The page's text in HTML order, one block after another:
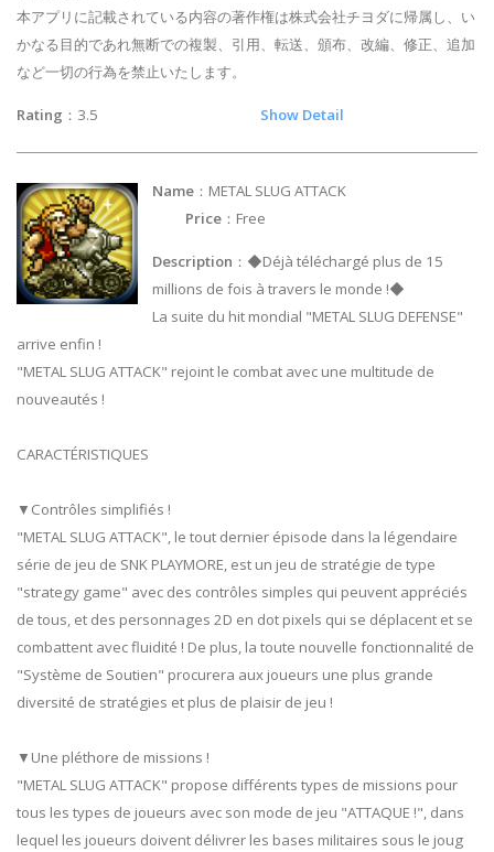
本アプリに記載されている内容の著作権は株式会社チヨダに帰属し、い
かなる目的であれ無断での複製、引用、転送、頒布、改編、修正、追加
など一切の行為を禁止いたします。
Rating ：3.5 Show Detail
Name ：METAL SLUG ATTACK
Price ：Free
Description ：◆Déjà téléchargé plus de 15
millions de fois à travers le monde !◆
La suite du hit mondial "METAL SLUG DEFENSE"
arrive enfin !
"METAL SLUG ATTACK" rejoint le combat avec une multitude de
nouveautés !
CARACTÉRISTIQUES
▼Contrôles simplifiés !
"METAL SLUG ATTACK", le tout dernier épisode dans la légendaire
série de jeu de SNK PLAYMORE, est un jeu de stratégie de type
"strategy game" avec des contrôles simples qui peuvent appréciés
de tous, et des personnages 2D en dot pixels qui se déplacent et se
combattent avec fluidité ! De plus, la toute nouvelle fonctionnalité de
"Système de Soutien" procurera aux joueurs une plus grande
diversité de stratégies et plus de plaisir de jeu !
▼Une pléthore de missions !
"METAL SLUG ATTACK" propose différents types de missions pour
tous les types de joueurs avec son mode de jeu "ATTAQUE !", dans
lequel les joueurs doivent délivrer les bases militaires sous le joug